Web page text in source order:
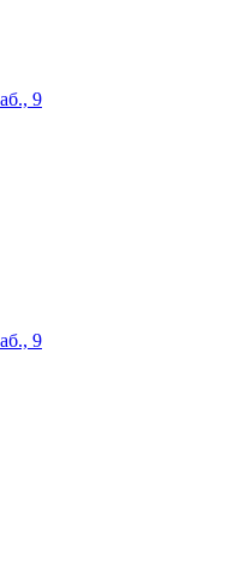
9
9